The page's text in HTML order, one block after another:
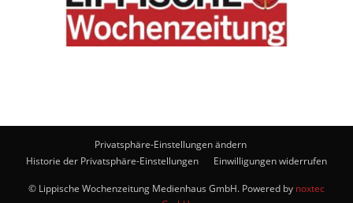
Privatsphäre-Einstellungen ändern
Historie der Privatsphäre-Einstellungen
Einwilligungen widerrufen
© Lippische Wochenzeitung Medienhaus GmbH. Powered by noxtec